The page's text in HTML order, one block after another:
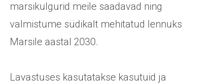
marsikulgurid meile saadavad ning
valmistume südikalt mehitatud lennuks
Marsile aastal 2030.
Lavastuses kasutatakse kasutuid ja